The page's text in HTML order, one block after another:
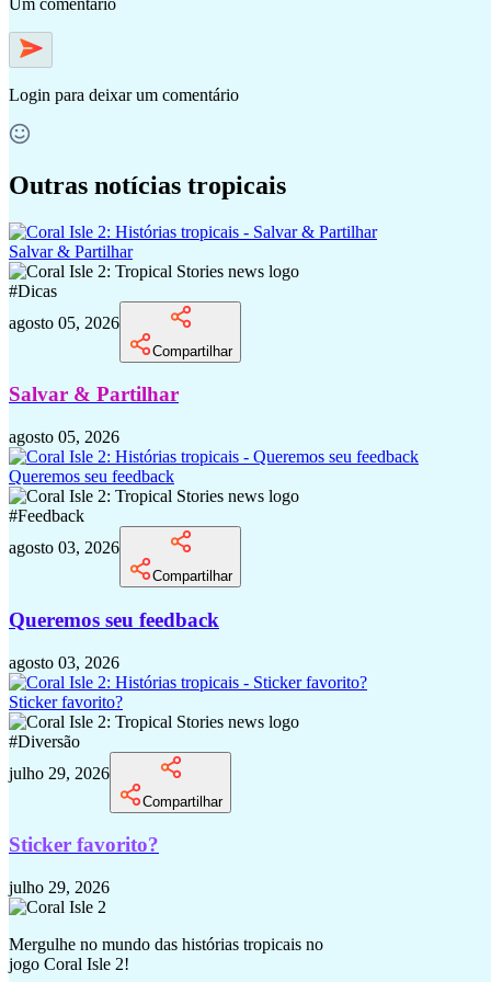
Login para deixar um comentário
Outras notícias tropicais
Salvar & Partilhar
#Dicas
agosto 05, 2026
Compartilhar
Salvar & Partilhar
agosto 05, 2026
Queremos seu feedback
#Feedback
agosto 03, 2026
Compartilhar
Queremos seu feedback
agosto 03, 2026
Sticker favorito?
#Diversão
julho 29, 2026
Compartilhar
Sticker favorito?
julho 29, 2026
Mergulhe no mundo das histórias tropicais no
jogo Coral Isle 2!